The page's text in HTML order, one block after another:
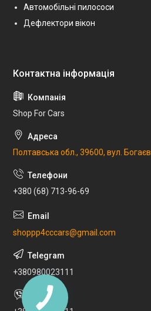
Автомобільні пилососи
Дефлектори вікон
Shop For Cars
Полтавська обл., 39600, вул.
+380 (68) 713-96-69
shoppp4cccars@gmail.com
+380980023111